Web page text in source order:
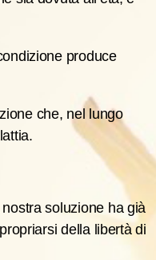
produce
che, nel lungo
soluzione ha già
della libertà di